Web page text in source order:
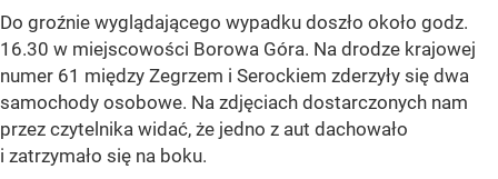
Do groźnie wyglądającego wypadku doszło około godz.
16.30 w miejscowości Borowa Góra. Na drodze krajowej
numer 61 między Zegrzem i Serockiem zderzyły się dwa
samochody osobowe. Na zdjęciach dostarczonych nam
przez czytelnika widać, że jedno z aut dachowało
i zatrzymało się na boku.